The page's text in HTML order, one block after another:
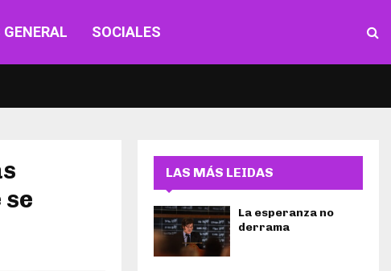
SOCIALES
LAS MÁS LEIDAS
La esperanza no
derrama